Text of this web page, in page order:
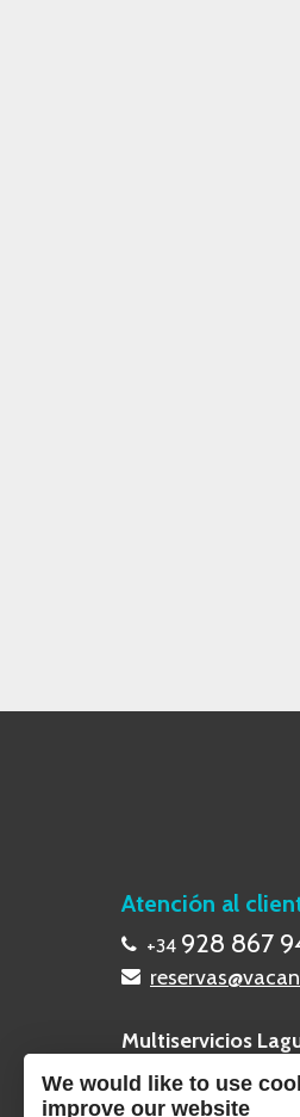
Atención al
+34 928 867
Multiservicios
Calle Poril 2, 35660 -
We would like to use
improve our website